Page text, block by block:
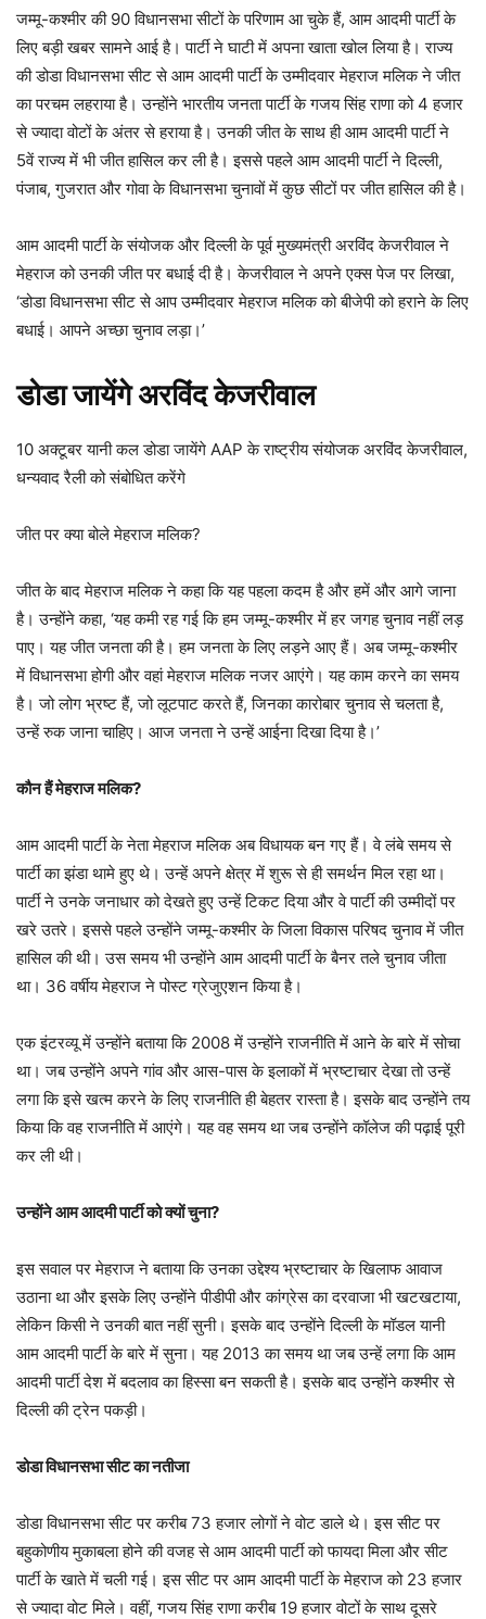
जम्मू-कश्मीर की 90 विधानसभा सीटों के परिणाम आ चुके हैं, आम आदमी पार्टी के
लिए बड़ी खबर सामने आई है। पार्टी ने घाटी में अपना खाता खोल लिया है। राज्य
की डोडा विधानसभा सीट से आम आदमी पार्टी के उम्मीदवार मेहराज मलिक ने जीत
का परचम लहराया है। उन्होंने भारतीय जनता पार्टी के गजय सिंह राणा को 4 हजार
से ज्यादा वोटों के अंतर से हराया है। उनकी जीत के साथ ही आम आदमी पार्टी ने
5वें राज्य में भी जीत हासिल कर ली है। इससे पहले आम आदमी पार्टी ने दिल्ली,
पंजाब, गुजरात और गोवा के विधानसभा चुनावों में कुछ सीटों पर जीत हासिल की है।
आम आदमी पार्टी के संयोजक और दिल्ली के पूर्व मुख्यमंत्री अरविंद केजरीवाल ने
मेहराज को उनकी जीत पर बधाई दी है। केजरीवाल ने अपने एक्स पेज पर लिखा,
‘डोडा विधानसभा सीट से आप उम्मीदवार मेहराज मलिक को बीजेपी को हराने के लिए
बधाई। आपने अच्छा चुनाव लड़ा।’
डोडा जायेंगे अरविंद केजरीवाल
10 अक्टूबर यानी कल डोडा जायेंगे AAP के राष्ट्रीय संयोजक अरविंद केजरीवाल,
धन्यवाद रैली को संबोधित करेंगे
जीत पर क्या बोले मेहराज मलिक?
जीत के बाद मेहराज मलिक ने कहा कि यह पहला कदम है और हमें और आगे जाना
है। उन्होंने कहा, ‘यह कमी रह गई कि हम जम्मू-कश्मीर में हर जगह चुनाव नहीं लड़
पाए। यह जीत जनता की है। हम जनता के लिए लड़ने आए हैं। अब जम्मू-कश्मीर
में विधानसभा होगी और वहां मेहराज मलिक नजर आएंगे। यह काम करने का समय
है। जो लोग भ्रष्ट हैं, जो लूटपाट करते हैं, जिनका कारोबार चुनाव से चलता है,
उन्हें रुक जाना चाहिए। आज जनता ने उन्हें आईना दिखा दिया है।’
कौन हैं मेहराज मलिक?
आम आदमी पार्टी के नेता मेहराज मलिक अब विधायक बन गए हैं। वे लंबे समय से
पार्टी का झंडा थामे हुए थे। उन्हें अपने क्षेत्र में शुरू से ही समर्थन मिल रहा था।
पार्टी ने उनके जनाधार को देखते हुए उन्हें टिकट दिया और वे पार्टी की उम्मीदों पर
खरे उतरे। इससे पहले उन्होंने जम्मू-कश्मीर के जिला विकास परिषद चुनाव में जीत
हासिल की थी। उस समय भी उन्होंने आम आदमी पार्टी के बैनर तले चुनाव जीता
था। 36 वर्षीय मेहराज ने पोस्ट ग्रेजुएशन किया है।
एक इंटरव्यू में उन्होंने बताया कि 2008 में उन्होंने राजनीति में आने के बारे में सोचा
था। जब उन्होंने अपने गांव और आस-पास के इलाकों में भ्रष्टाचार देखा तो उन्हें
लगा कि इसे खत्म करने के लिए राजनीति ही बेहतर रास्ता है। इसके बाद उन्होंने तय
किया कि वह राजनीति में आएंगे। यह वह समय था जब उन्होंने कॉलेज की पढ़ाई पूरी
कर ली थी।
उन्होंने आम आदमी पार्टी को क्यों चुना?
इस सवाल पर मेहराज ने बताया कि उनका उद्देश्य भ्रष्टाचार के खिलाफ आवाज
उठाना था और इसके लिए उन्होंने पीडीपी और कांग्रेस का दरवाजा भी खटखटाया,
लेकिन किसी ने उनकी बात नहीं सुनी। इसके बाद उन्होंने दिल्ली के मॉडल यानी
आम आदमी पार्टी के बारे में सुना। यह 2013 का समय था जब उन्हें लगा कि आम
आदमी पार्टी देश में बदलाव का हिस्सा बन सकती है। इसके बाद उन्होंने कश्मीर से
दिल्ली की ट्रेन पकड़ी।
डोडा विधानसभा सीट का नतीजा
डोडा विधानसभा सीट पर करीब 73 हजार लोगों ने वोट डाले थे। इस सीट पर
बहुकोणीय मुकाबला होने की वजह से आम आदमी पार्टी को फायदा मिला और सीट
पार्टी के खाते में चली गई। इस सीट पर आम आदमी पार्टी के मेहराज को 23 हजार
से ज्यादा वोट मिले। वहीं, गजय सिंह राणा करीब 19 हजार वोटों के साथ दूसरे